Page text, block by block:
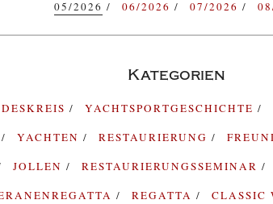
05/2026
06/2026 07/2026
Kategorien
YACHTSPORTGESCHICHTE
YACHTEN RESTAURIERUNG
JOLLEN RESTAURIERUNGSSEMINAR
REGATTA CLASSIC